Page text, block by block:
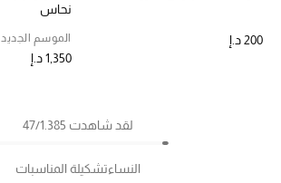
200 د.إ
نحاس
الموسم الجديد
1,350 د.إ
لقد شاهدت 47/1.385
النساءتشكيلة المناسبات